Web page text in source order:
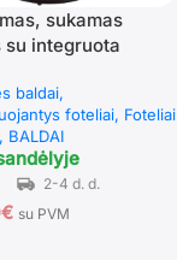
sukamas
su integruota
baldai
foteliai Foteliai
BALDAI
€ su PVM